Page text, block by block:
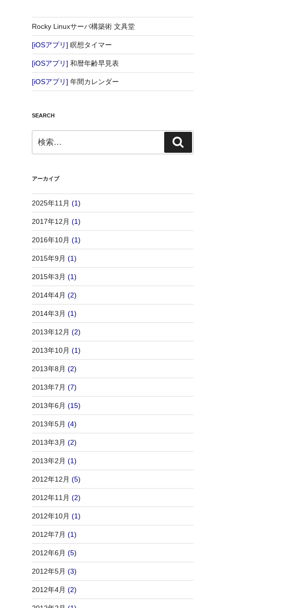
Rocky Linuxサーバ構築術 文具堂
[iOSアプリ] 瞑想タイマー
[iOSアプリ] 和暦年齢早見表
[iOSアプリ] 年間カレンダー
SEARCH
索:
索
アーカイブ
2025年11月 (1)
2017年12月 (1)
2016年10月 (1)
2015年9月 (1)
2015年3月 (1)
2014年4月 (2)
2014年3月 (1)
2013年12月 (2)
2013年10月 (1)
2013年8月 (2)
2013年7月 (7)
2013年6月 (15)
2013年5月 (4)
2013年3月 (2)
2013年2月 (1)
2012年12月 (5)
2012年11月 (2)
2012年10月 (1)
2012年7月 (1)
2012年6月 (5)
2012年5月 (3)
2012年4月 (2)